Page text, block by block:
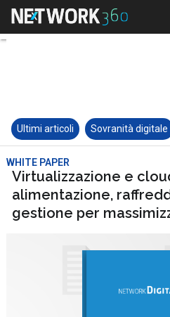
Ultimi articoli Sovranità digitale
WHITE PAPER
Virtualizzazione e
alimentazione,
gestione per